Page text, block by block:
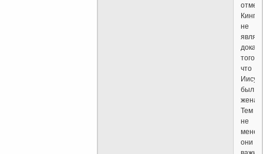
Кинг,
не
того,
что
Иисус
был
женат.
Тем
не
менее,
они